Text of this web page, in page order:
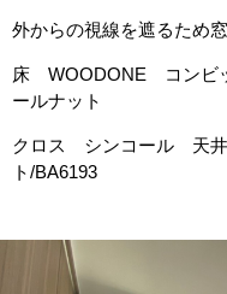
外からの視線を遮るため
床 WOODONE コンビ
ールナット
クロス シンコール 天
ト/BA6193